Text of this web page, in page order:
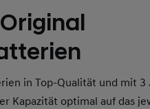
in Top-Qualität und mit 3
Kapazität optimal auf das